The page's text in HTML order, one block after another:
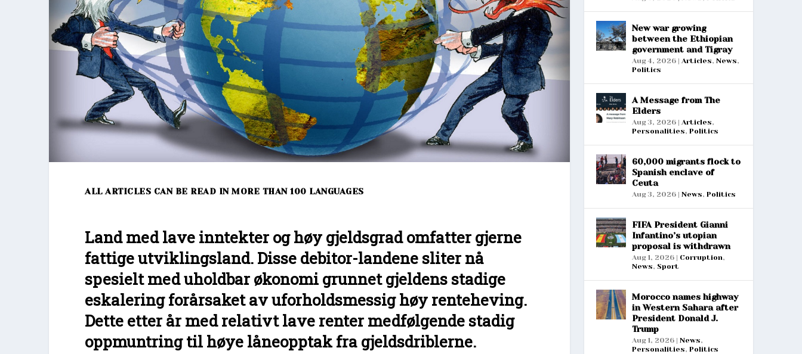
ALL ARTICLES CAN BE READ IN MORE THAN 100 LANGUAGES
Land med lave inntekter og høy gjeldsgrad omfatter gjerne
fattige utviklingsland. Disse debitor-landene sliter nå
spesielt med uholdbar økonomi grunnet gjeldens stadige
eskalering forårsaket av uforholdsmessig høy renteheving.
Dette etter år med relativt lave renter medfølgende stadig
oppmuntring til høye låneopptak fra gjeldsdriblerne.
New war growing
between the Ethiopian
government and Tigray
Aug 4, 2026| Articles, News,
Politics
A Message from The
Elders
Aug 3, 2026| Articles,
Personalities, Politics
60,000 migrants flock to
Spanish enclave of
Ceuta
Aug 3, 2026| News, Politics
FIFA President Gianni
Infantino’s utopian
proposal is withdrawn
Aug 1, 2026| Corruption,
News, Sport
Morocco names highway
in Western Sahara after
President Donald J.
Trump
Aug 1, 2026| News,
Personalities, Politics